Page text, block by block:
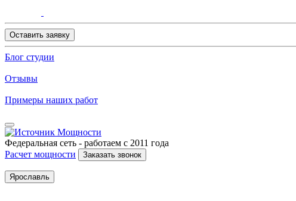
Оставить заявку
Блог студии
Отзывы
Примеры наших работ
Федеральная сеть - работаем с 2011 года
Расчет мощности
Заказать звонок
Ярославль